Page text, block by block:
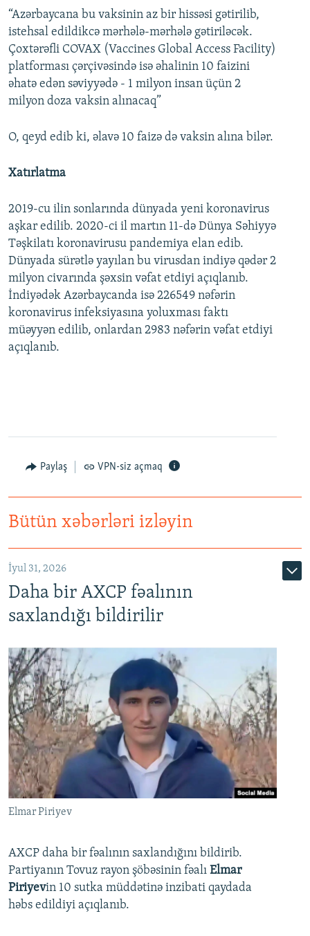
“Azərbaycana bu vaksinin az bir hissəsi gətirilib,
istehsal edildikcə mərhələ-mərhələ gətiriləcək.
Çoxtərəfli COVAX (Vaccines Global Access Facility)
platforması çərçivəsində isə əhalinin 10 faizini
əhatə edən səviyyədə - 1 milyon insan üçün 2
milyon doza vaksin alınacaq”
O, qeyd edib ki, əlavə 10 faizə də vaksin alına bilər.
Xatırlatma
2019-cu ilin sonlarında dünyada yeni koronavirus
aşkar edilib. 2020-ci il martın 11-də Dünya Səhiyyə
Təşkilatı koronavirusu pandemiya elan edib.
Dünyada sürətlə yayılan bu virusdan indiyə qədər 2
milyon civarında şəxsin vəfat etdiyi açıqlanıb.
İndiyədək Azərbaycanda isə 226549 nəfərin
koronavirus infeksiyasına yoluxması faktı
müəyyən edilib, onlardan 2983 nəfərin vəfat etdiyi
açıqlanıb.
Paylaş VPN-siz açmaq
Bütün xəbərləri izləyin
İyul 31, 2026
Daha bir AXCP fəalının
saxlandığı bildirilir
Elmar Piriyev
AXCP daha bir fəalının saxlandığını bildirib.
Partiyanın Tovuz rayon şöbəsinin fəalı Elmar
Piriyevin 10 sutka müddətinə inzibati qaydada
həbs edildiyi açıqlanıb.